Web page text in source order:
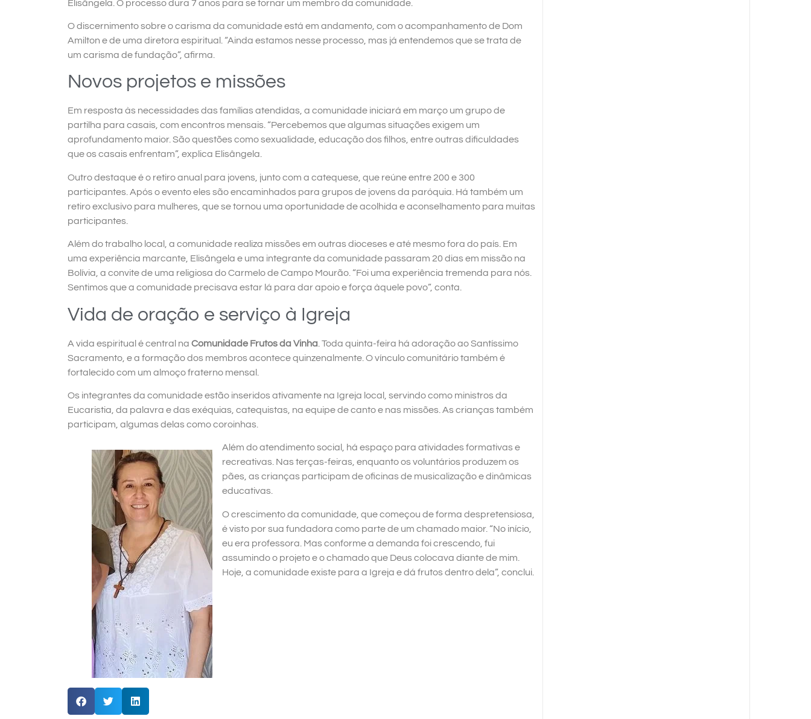
Elisângela. O processo dura 7 anos para se tornar um membro da comunidade.
O discernimento sobre o carisma da comunidade está em andamento, com o acompanhamento de Dom
Amilton e de uma diretora espiritual. “Ainda estamos nesse processo, mas já entendemos que se trata de
um carisma de fundação”, afirma.
Novos projetos e missões
Em resposta às necessidades das famílias atendidas, a comunidade iniciará em março um grupo de
partilha para casais, com encontros mensais. “Percebemos que algumas situações exigem um
aprofundamento maior. São questões como sexualidade, educação dos filhos, entre outras dificuldades
que os casais enfrentam”, explica Elisângela.
Outro destaque é o retiro anual para jovens, junto com a catequese, que reúne entre 200 e 300
participantes. Após o evento eles são encaminhados para grupos de jovens da paróquia. Há também um
retiro exclusivo para mulheres, que se tornou uma oportunidade de acolhida e aconselhamento para muitas
participantes.
Além do trabalho local, a comunidade realiza missões em outras dioceses e até mesmo fora do país. Em
uma experiência marcante, Elisângela e uma integrante da comunidade passaram 20 dias em missão na
Bolívia, a convite de uma religiosa do Carmelo de Campo Mourão. “Foi uma experiência tremenda para nós.
Sentimos que a comunidade precisava estar lá para dar apoio e força àquele povo”, conta.
Vida de oração e serviço à Igreja
A vida espiritual é central na Comunidade Frutos da Vinha . Toda quinta-feira há adoração ao Santíssimo
Sacramento, e a formação dos membros acontece quinzenalmente. O vínculo comunitário também é
fortalecido com um almoço fraterno mensal.
Os integrantes da comunidade estão inseridos ativamente na Igreja local, servindo como ministros da
Eucaristia, da palavra e das exéquias, catequistas, na equipe de canto e nas missões. As crianças também
participam, algumas delas como coroinhas.
Além do atendimento social, há espaço para atividades formativas e
recreativas. Nas terças-feiras, enquanto os voluntários produzem os
pães, as crianças participam de oficinas de musicalização e dinâmicas
educativas.
O crescimento da comunidade, que começou de forma despretensiosa,
é visto por sua fundadora como parte de um chamado maior. “No início,
eu era professora. Mas conforme a demanda foi crescendo, fui
assumindo o projeto e o chamado que Deus colocava diante de mim.
Hoje, a comunidade existe para a Igreja e dá frutos dentro dela”, conclui.